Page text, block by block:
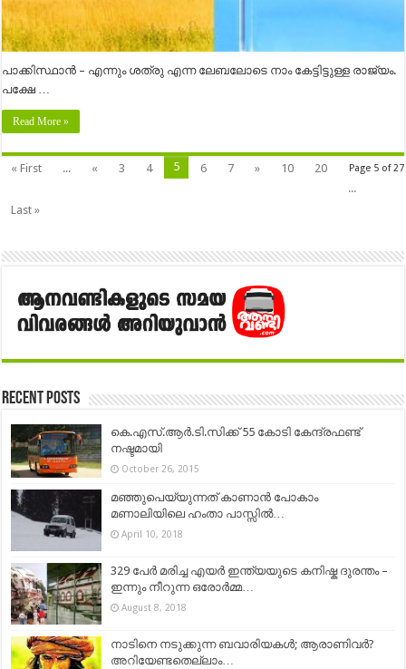
പാക്കിസ്ഥാൻ – എന്നും ശത്രു എന്ന ലേബലോടെ നാം കേട്ടിട്ടുള്ള രാജ്യം.
പക്ഷേ …
Read More »
Page 5 of 27
« First ... « 3 4 5 6 7 » 10
20
...
Last »
Recent Posts
കെ.എസ്.ആര്‍.ടി.സിക്ക് 55 കോടി കേന്ദ്രഫണ്ട്
നഷ്ടമായി
October 26, 2015
മഞ്ഞുപെയ്യുന്നത് കാണാൻ പോകാം
മണാലിയിലെ ഹംതാ പാസ്സിൽ…
April 10, 2018
329 പേര്‍ മരിച്ച എയർ ഇന്ത്യയുടെ കനിഷ്ക ദുരന്തം –
ഇന്നും നീറുന്ന ഒരോർമ്മ…
August 8, 2018
നാടിനെ നടുക്കുന്ന ബവാരിയകള്‍; ആരാണിവര്‍?
അറിയേണ്ടതെല്ലാം…